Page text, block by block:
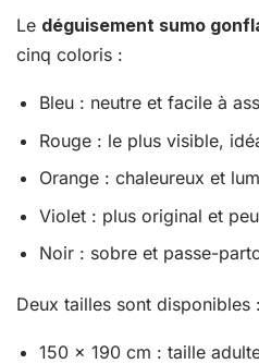
Le déguisement sumo
cinq coloris :
Bleu : neutre et facile à
Rouge : le plus visible,
Orange : chaleureux et
Violet : plus original et
Noir : sobre et passe-
Deux tailles sont disponibles :
150 x 190 cm : taille